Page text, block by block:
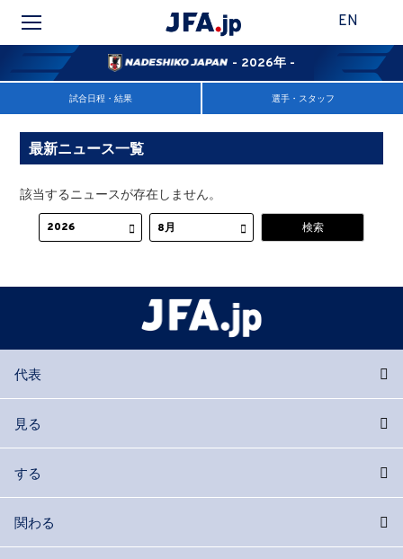
EN
- 2026年 -
試合日程・結果 選手・スタッフ
最新ニュース一覧
該当するニュースが存在しません。
代表
見る
する
関わる